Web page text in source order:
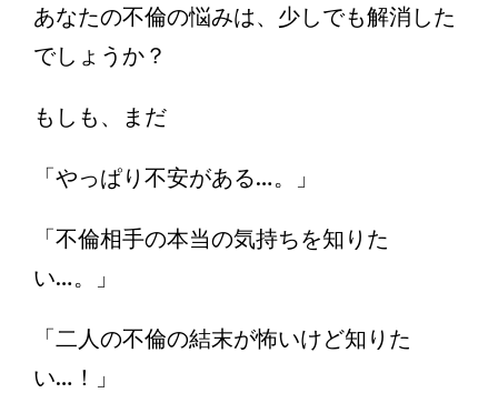
あなたの不倫の悩みは、少しでも解消した
でしょうか？
もしも、まだ
「やっぱり不安がある…。」
「不倫相手の本当の気持ちを知りた
い…。」
「二人の不倫の結末が怖いけど知りた
い…！」